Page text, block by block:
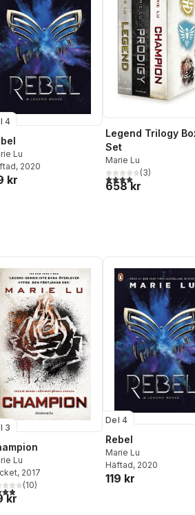
4
Lu
, 2020
kr
Legend Trilogy
Set
Marie Lu
4,0utav 5 stjärnor.
(3)
658 kr
3
Lu
, 2017
utav 5 stjärnor. Totalt antal röster:
(10)
kr
Del 4
Rebel
Marie Lu
Häftad, 2020
119 kr